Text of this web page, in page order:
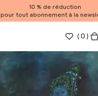
10 % de réduction
pour tout abonnement à la
(0 )